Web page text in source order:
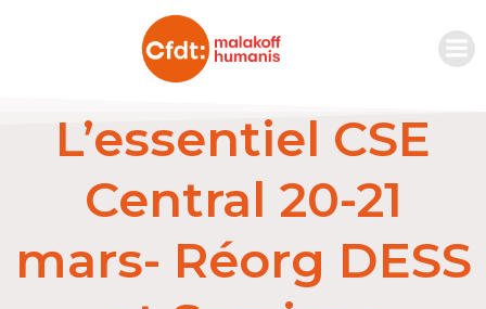
L’essentiel CSE
Central 20-21
mars- Réorg DESS